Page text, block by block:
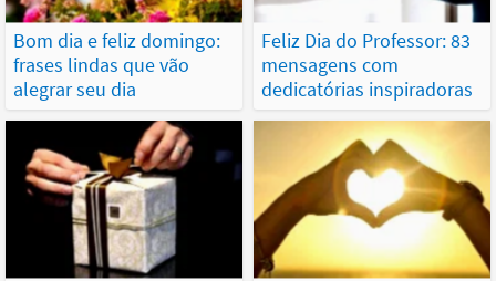
Bom dia e feliz domingo:
frases lindas que vão
alegrar seu dia
Feliz Dia do Professor: 83
mensagens com
dedicatórias inspiradoras